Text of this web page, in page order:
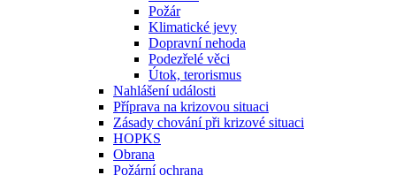
Požár
Klimatické jevy
Dopravní nehoda
Podezřelé věci
Útok, terorismus
Nahlášení události
Příprava na krizovou situaci
Zásady chování při krizové situaci
HOPKS
Obrana
Požární ochrana